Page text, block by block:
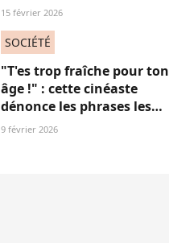
15 février 2026
SOCIÉTÉ
"T'es trop fraîche pour ton
âge !" : cette cinéaste
dénonce les phrases les
plus "red flags" des mecs
9 février 2026